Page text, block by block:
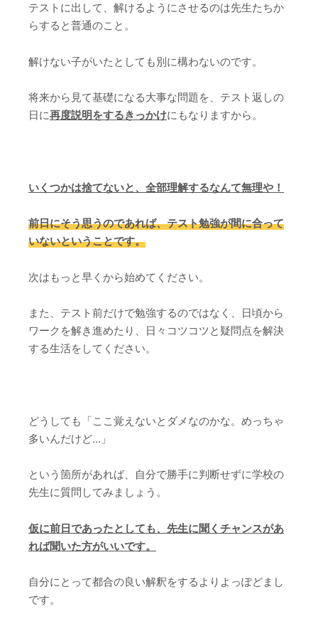
テストに出して、解けるようにさせるのは先生たちか
らすると普通のこと。
解けない子がいたとしても別に構わないのです。
将来から見て基礎になる大事な問題を、テスト返しの
日に再度説明をするきっかけにもなりますから。
いくつかは捨てないと、全部理解するなんて無理や！
前日にそう思うのであれば、テスト勉強が間に合って
いないということです。
次はもっと早くから始めてください。
また、テスト前だけで勉強するのではなく、日頃から
ワークを解き進めたり、日々コツコツと疑問点を解決
する生活をしてください。
どうしても「ここ覚えないとダメなのかな。めっちゃ
多いんだけど…」
という箇所があれば、自分で勝手に判断せずに学校の
先生に質問してみましょう。
仮に前日であったとしても、先生に聞くチャンスがあ
れば聞いた方がいいです。
自分にとって都合の良い解釈をするよりよっぽどまし
です。